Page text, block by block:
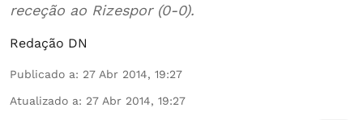
receção ao Rizespor (0-0).
Redação DN
Publicado a: 27 Abr 2014, 19:27
Atualizado a: 27 Abr 2014, 19:27